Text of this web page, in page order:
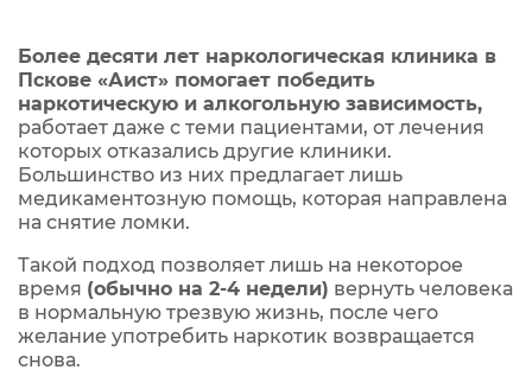
Более десяти лет наркологическая клиника в
Пскове «Аист» помогает победить
наркотическую и алкогольную зависимость,
работает даже с теми пациентами, от лечения
которых отказались другие клиники.
Большинство из них предлагает лишь
медикаментозную помощь, которая направлена
на снятие ломки.
Такой подход позволяет лишь на некоторое
время (обычно на 2-4 недели) вернуть человека
в нормальную трезвую жизнь, после чего
желание употребить наркотик возвращается
снова.